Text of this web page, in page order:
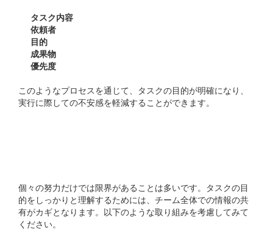
タスク内容
依頼者
目的
成果物
優先度
このようなプロセスを通じて、タスクの目的が明確になり、
実行に際しての不安感を軽減することができます。
個々の努力だけでは限界があることは多いです。タスクの目
的をしっかりと理解するためには、チーム全体での情報の共
有がカギとなります。以下のような取り組みを考慮してみて
ください。